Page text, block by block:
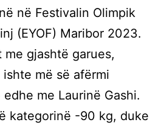
në Festivalin Olimpik
(EYOF) Maribor 2023.
gjashtë garues,
më së afërmi
me Laurinë Gashi.
kategorinë -90 kg, duke